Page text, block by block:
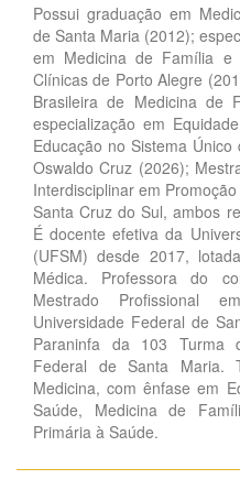
Possui graduação em
de Santa Maria (2012);
em Medicina de Família e
Clínicas de Porto Alegre
Brasileira de Medicina de
especialização em
Educação no Sistema
Oswaldo Cruz (2026);
Interdisciplinar em
Santa Cruz do Sul, ambos
É docente efetiva da
(UFSM) desde 2017,
Médica. Professora do
Mestrado Profissional
Universidade Federal de
Paraninfa da 103 Turma
Federal de Santa Maria.
Medicina, com ênfase em
Saúde, Medicina de
Primária à Saúde.